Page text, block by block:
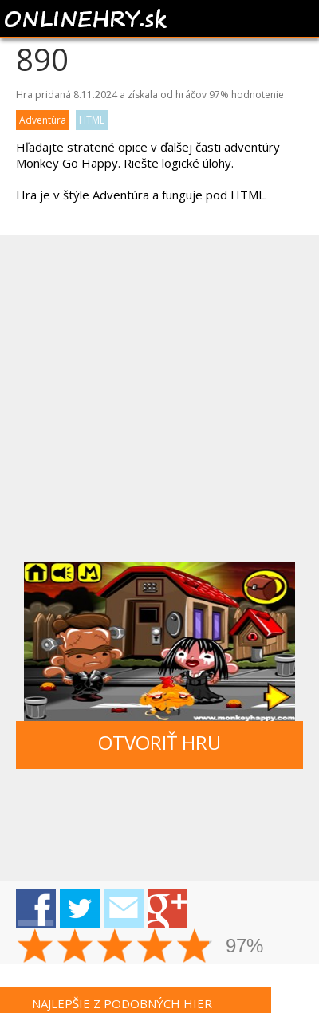
MONKEY GO HAPPY
890
Hra pridaná 8.11.2024 a získala od hráčov 97% hodnotenie
Adventúra
HTML
Hľadajte stratené opice v ďalšej časti adventúry
Monkey Go Happy. Riešte logické úlohy.
Hra je v štýle Adventúra a funguje pod HTML.
OTVORIŤ HRU
97%
NAJLEPŠIE Z PODOBNÝCH HIER